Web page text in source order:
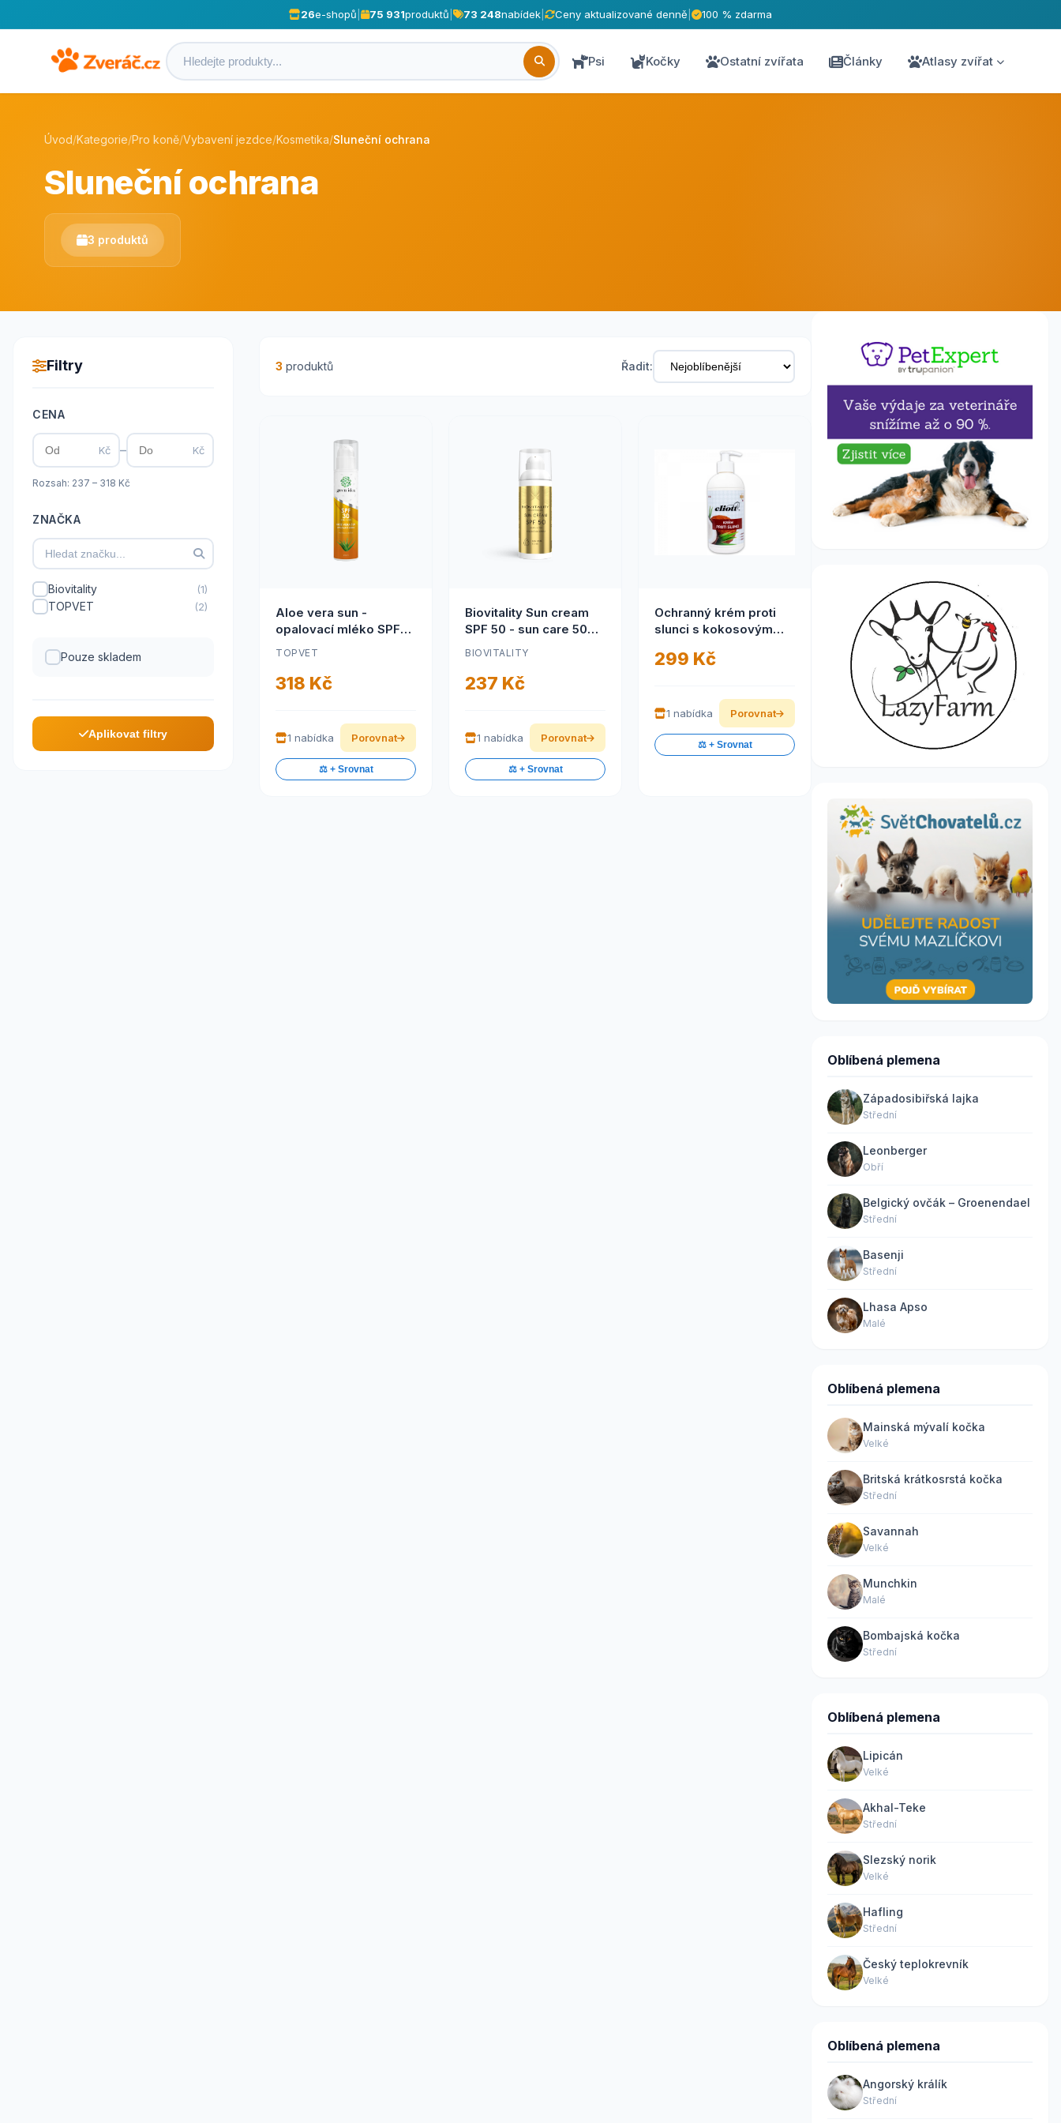
26e-shopů 75 931produktů 73 248nabídek Ceny aktualizované denně 100 % zdarma
Psi Kočky Ostatní zvířata Články Atlasy zvířat
Úvod/Kategorie/Pro koně/Vybavení jezdce/Kosmetika/Sluneční ochrana
Sluneční ochrana
3 produktů
Filtry
CENA
Kč – Kč
Rozsah: 237 – 318 Kč
ZNAČKA
Biovitality (1)
TOPVET (2)
Pouze skladem
Aplikovat filtry
3 produktů Řadit:
Aloe vera sun -
opalovací mléko SPF
30
TOPVET
318 Kč
1 nabídka Porovnat
⚖️ + Srovnat
Biovitality Sun cream
SPF 50 - sun care 50ml
(Biovitality Sun cream
BIOVITALITY
237 Kč
1 nabídka Porovnat
⚖️ + Srovnat
Ochranný krém proti
slunci s kokosovým
299 Kč
1 nabídka Porovnat
⚖️ + Srovnat
Oblíbená plemena
Západosibiřská lajka
Střední
Leonberger
Obří
Belgický ovčák – Groenendael
Střední
Basenji
Střední
Lhasa Apso
Malé
Oblíbená plemena
Mainská mývalí kočka
Velké
Britská krátkosrstá kočka
Střední
Savannah
Velké
Munchkin
Malé
Bombajská kočka
Střední
Oblíbená plemena
Lipicán
Velké
Akhal-Teke
Střední
Slezský norik
Velké
Hafling
Střední
Český teplokrevník
Velké
Oblíbená plemena
Angorský králík
Střední